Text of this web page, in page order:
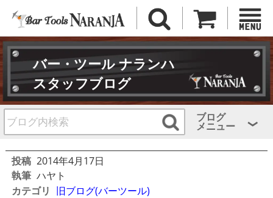
バー・ツール ナランハ
スタッフブログ
ブログ
メニュー
投稿 2014年4月17日
執筆 ハヤト
カテゴリ 旧ブログ(バーツール)